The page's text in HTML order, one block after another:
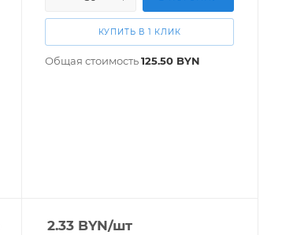
КУПИТЬ В 1 КЛИК
Общая стоимость125.50 BYN
2.33 BYN/шт